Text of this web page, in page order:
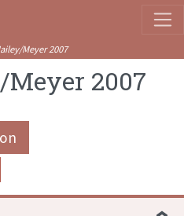
Meyer 2007
2007